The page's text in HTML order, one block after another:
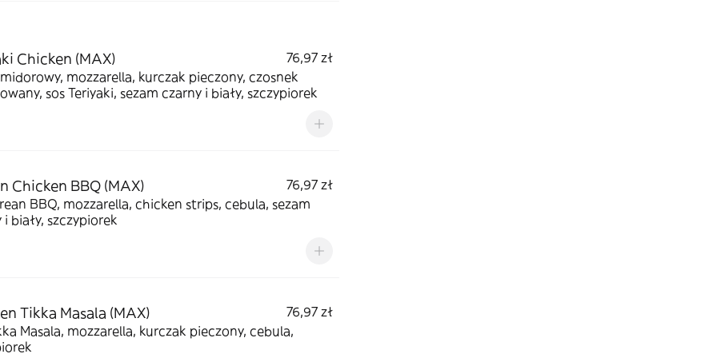
Chicken (MAX)
76,97 zł
mozzarella, kurczak pieczony, czosnek
sos Teriyaki, sezam czarny i biały, szczypiorek
Chicken BBQ (MAX)
76,97 zł
BBQ, mozzarella, chicken strips, cebula, sezam
i biały, szczypiorek
Tikka Masala (MAX)
76,97 zł
Masala, mozzarella, kurczak pieczony, cebula,